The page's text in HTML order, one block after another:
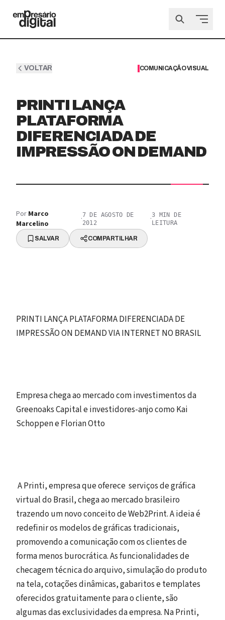
VOLTAR COMUNICAÇÃO VISUAL
PRINTI LANÇA
PLATAFORMA
DIFERENCIADA DE
IMPRESSÃO ON DEMAND
Por Marco
Marcelino
·7 DE AGOSTO DE
2012
·3 MIN DE
LEITURA
SALVAR COMPARTILHAR
PRINTI LANÇA PLATAFORMA DIFERENCIADA DE
IMPRESSÃO ON DEMAND VIA INTERNET NO BRASIL
Empresa chega ao mercado com investimentos da
Greenoaks Capital e investidores-anjo como Kai
Schoppen e Florian Otto
A Printi, empresa que oferece serviços de gráfica
virtual do Brasil, chega ao mercado brasileiro
trazendo um novo conceito de Web2Print. A ideia é
redefinir os modelos de gráficas tradicionais,
promovendo a comunicação com os clientes de
forma menos burocrática. As funcionalidades de
checagem técnica do arquivo, simulação do produto
na tela, cotações dinâmicas, gabaritos e templates
oferecidos gratuitamente para o cliente, são
algumas das exclusividades da empresa. Na Printi,